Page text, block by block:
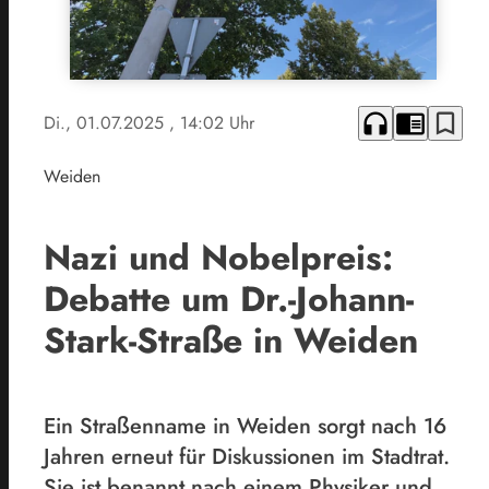
Di., 01.07.2025 , 14:02 Uhr headphones chrome_reader_mode bookmark_border
Weiden
Nazi und Nobelpreis:
Debatte um Dr.-Johann-
Stark-Straße in Weiden
Ein Straßenname in Weiden sorgt nach 16
Jahren erneut für Diskussionen im Stadtrat.